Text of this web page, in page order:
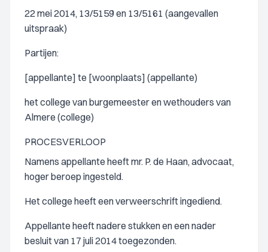
22 mei 2014, 13/5159 en 13/5161 (aangevallen
uitspraak)
Partijen:
[appellante] te [woonplaats] (appellante)
het college van burgemeester en wethouders van
Almere (college)
PROCESVERLOOP
Namens appellante heeft mr. P. de Haan, advocaat,
hoger beroep ingesteld.
Het college heeft een verweerschrift ingediend.
Appellante heeft nadere stukken en een nader
besluit van 17 juli 2014 toegezonden.